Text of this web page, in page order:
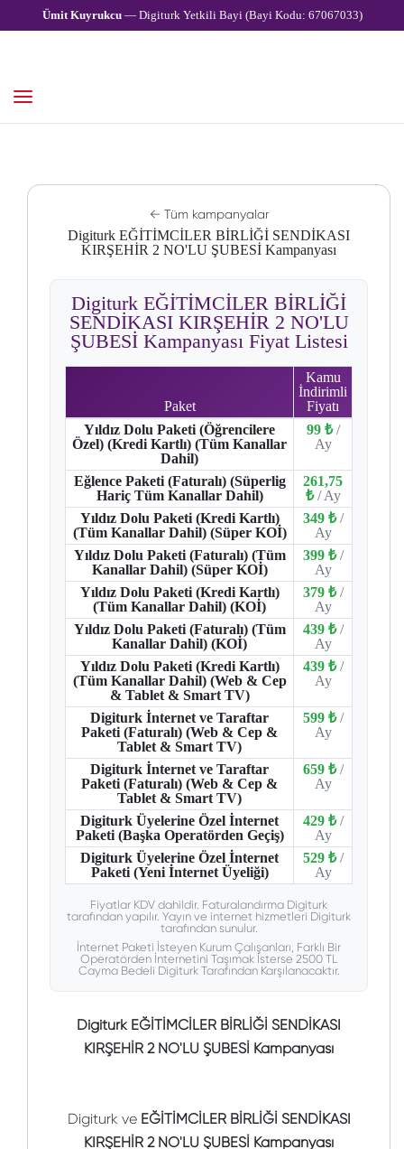
Ümit Kuyrukcu— Digiturk Yetkili Bayi (Bayi Kodu: 67067033)
← Tüm kampanyalar
Digiturk EĞİTİMCİLER BİRLİĞİ SENDİKASI
KIRŞEHİR 2 NO'LU ŞUBESİ Kampanyası
Digiturk EĞİTİMCİLER BİRLİĞİ
SENDİKASI KIRŞEHİR 2 NO'LU
ŞUBESİ Kampanyası Fiyat Listesi
Paket
Kamu
İndirimli
Fiyatı
Yıldız Dolu Paketi (Öğrencilere
Özel) (Kredi Kartlı) (Tüm Kanallar
Dahil)
99 ₺ /
Ay
Eğlence Paketi (Faturalı) (Süperlig
Hariç Tüm Kanallar Dahil)
261,75
₺ / Ay
Yıldız Dolu Paketi (Kredi Kartlı)
(Tüm Kanallar Dahil) (Süper KOİ)
349 ₺ /
Ay
Yıldız Dolu Paketi (Faturalı) (Tüm
Kanallar Dahil) (Süper KOİ)
399 ₺ /
Ay
Yıldız Dolu Paketi (Kredi Kartlı)
(Tüm Kanallar Dahil) (KOİ)
379 ₺ /
Ay
Yıldız Dolu Paketi (Faturalı) (Tüm
Kanallar Dahil) (KOİ)
439 ₺ /
Ay
Yıldız Dolu Paketi (Kredi Kartlı)
(Tüm Kanallar Dahil) (Web & Cep
& Tablet & Smart TV)
439 ₺ /
Ay
Digiturk İnternet ve Taraftar
Paketi (Faturalı) (Web & Cep &
Tablet & Smart TV)
599 ₺ /
Ay
Digiturk İnternet ve Taraftar
Paketi (Faturalı) (Web & Cep &
Tablet & Smart TV)
659 ₺ /
Ay
Digiturk Üyelerine Özel İnternet
Paketi (Başka Operatörden Geçiş)
429 ₺ /
Ay
Digiturk Üyelerine Özel İnternet
Paketi (Yeni İnternet Üyeliği)
529 ₺ /
Ay
Fiyatlar KDV dahildir. Faturalandırma Digiturk
tarafından yapılır. Yayın ve internet hizmetleri Digiturk
tarafından sunulur.
İnternet Paketi İsteyen Kurum Çalışanları, Farklı Bir
Operatörden İnternetini Taşımak İsterse 2500 TL
Cayma Bedeli Digiturk Tarafından Karşılanacaktır.
Digiturk EĞİTİMCİLER BİRLİĞİ SENDİKASI
KIRŞEHİR 2 NO'LU ŞUBESİ Kampanyası
Digiturk ve EĞİTİMCİLER BİRLİĞİ SENDİKASI
KIRŞEHİR 2 NO'LU ŞUBESİ Kampanyası